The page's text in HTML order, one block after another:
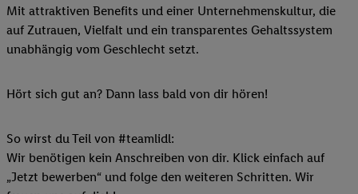
Mit attraktiven Benefits und einer Unternehmenskultur, die
auf Zutrauen, Vielfalt und ein transparentes Gehaltssystem
unabhängig vom Geschlecht setzt.
Hört sich gut an? Dann lass bald von dir hören!
So wirst du Teil von #teamlidl:
Wir benötigen kein Anschreiben von dir. Klick einfach auf
„Jetzt bewerben“ und folge den weiteren Schritten. Wir